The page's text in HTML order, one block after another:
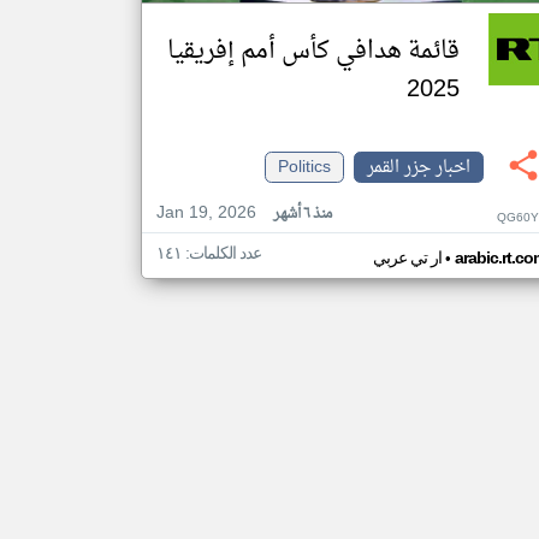
قائمة هدافي كأس أمم إفريقيا
2025
اخبار جزر القمر
Politics
Jan 19, 2026
منذ ٦ أشهر
ار تي عربي• عدد الكلمات: ١٤١